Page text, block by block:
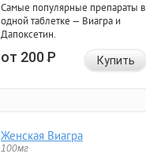
Самые популярные препараты в
одной таблетке — Виагра и
Дапоксетин.
от 200Р Купить
Женская Виагра
100мг